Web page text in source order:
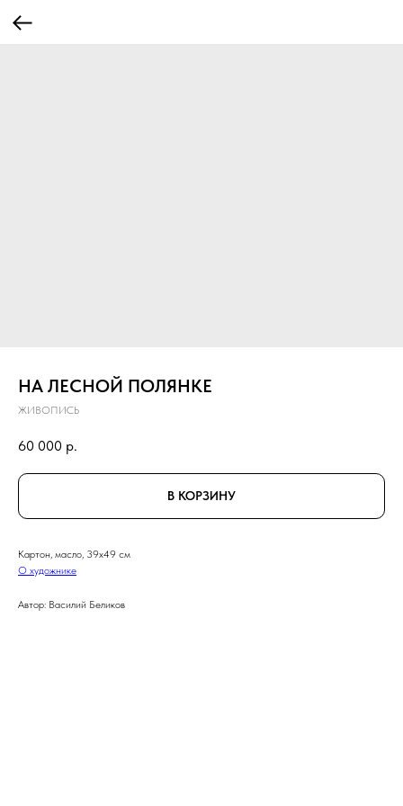
НА ЛЕСНОЙ ПОЛЯНКЕ
ЖИВОПИСЬ
60 000 р.
В КОРЗИНУ
Картон, масло, 39x49 см
О художнике
Автор: Василий Беликов